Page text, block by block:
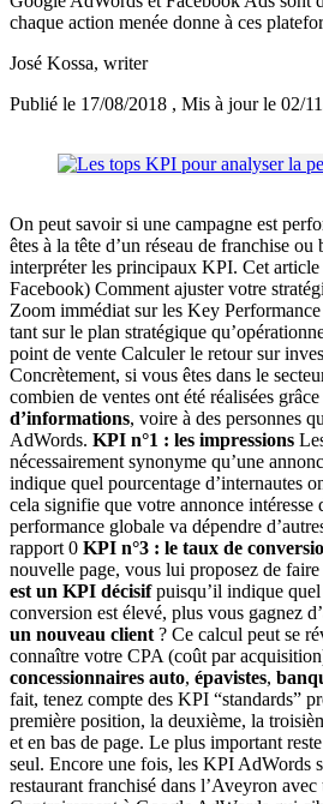
chaque action menée donne à ces
José Kossa, writer
Publié le 17/08/2018 , Mis à jour le 02/
On peut savoir si une campagne est
êtes à la tête d’un réseau de franchise
interpréter les principaux KPI. Cet
Facebook) Comment ajuster votre
Zoom immédiat sur les Key
tant sur le plan stratégique
point de vente Calculer le retour sur
Concrètement, si vous êtes dans le
combien de ventes ont été réalisées
d’informations, voire à des personnes
AdWords. KPI n°1 : les impressions
nécessairement synonyme qu’une
indique quel pourcentage d’internautes
cela signifie que votre annonce
performance globale va dépendre
rapport 0 KPI n°3 : le taux de
nouvelle page, vous lui proposez de
est un KPI décisifpuisqu’il indique quel
conversion est élevé, plus vous gagnez
un nouveau client? Ce calcul peut se
connaître votre CPA (coût par
concessionnaires auto, épavistes,
fait, tenez compte des KPI “standards”
première position, la deuxième, la
et en bas de page. Le plus important
seul. Encore une fois, les KPI AdWords
restaurant franchisé dans l’Aveyron